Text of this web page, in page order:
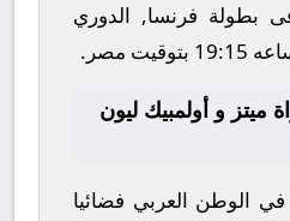
بطولة فرنسا, الدوري
مصر.
ميتز و أولمبيك ليون
في الوطن العربي فضائيا